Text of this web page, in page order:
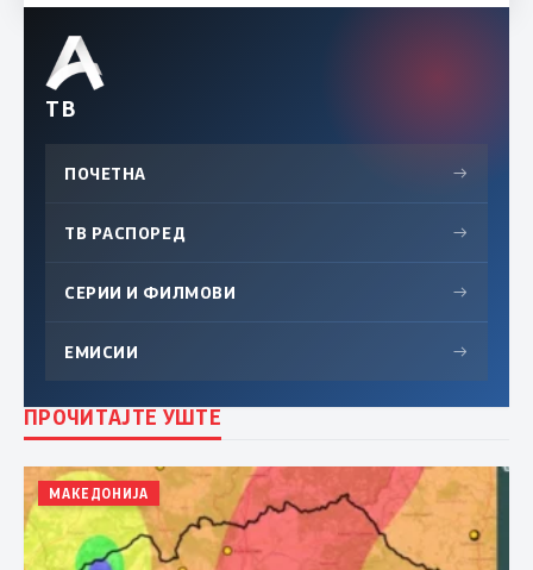
ТВ
ПОЧЕТНА →
ТВ РАСПОРЕД →
СЕРИИ И ФИЛМОВИ →
ЕМИСИИ →
ПРОЧИТАЈТЕ УШТЕ
МАКЕДОНИЈА